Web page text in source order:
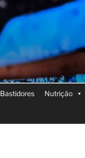
Bastidores Nutrição